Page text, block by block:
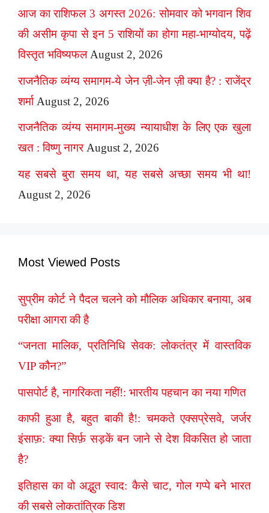
आज का राशिफल 3 अगस्त 2026: सोमवार को भगवान शिव
की असीम कृपा से इन 5 राशियों का होगा महा-भाग्योदय, पढ़ें
विस्तृत भविष्यफल August 2, 2026
राजनैतिक व्यंग्य समागम-ये जेन ज़ी-जेन ज़ी क्या है? : राजेंद्र
शर्मा August 2, 2026
राजनैतिक व्यंग्य समागम-मुख्य न्यायाधीश के लिए एक खुला
खत : विष्णु नागर August 2, 2026
यह सबसे बुरा समय था, यह सबसे अच्छा समय भी था!
August 2, 2026
Most Viewed Posts
सुप्रीम कोर्ट ने पैदल चलने को मौलिक अधिकार बनाया, अब
परीक्षा आगरा की है
“जनता मालिक, प्रतिनिधि सेवक: लोकतंत्र में वास्तविक
VIP कौन?”
पासपोर्ट है, नागरिकता नहीं!: भारतीय पहचान का नया गणित
काफी हुआ है, बहुत बाकी है!: चमकते एक्सप्रेसवे, जर्जर
इंसाफ़: क्या सिर्फ़ सड़कें बन जाने से देश विकसित हो जाता
है?
इतिहास का वो अद्भुत स्वाद: कैसे चाट, गोल गप्पे बने भारत
की सबसे लोकतांत्रिक डिश